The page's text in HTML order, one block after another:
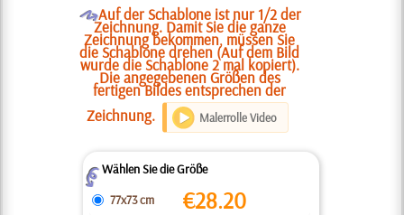
OAuf der Schablone ist nur 1/2 der
Zeichnung. Damit Sie die ganze
Zeichnung bekommen, müssen Sie
die Schablone drehen (Auf dem Bild
wurde die Schablone 2 mal kopiert).
Die angegebenen Größen des
fertigen Bildes entsprechen der
Zeichnung.
Malerrolle Video
ZWählen Sie die Größe
77x73 cm
€28.20